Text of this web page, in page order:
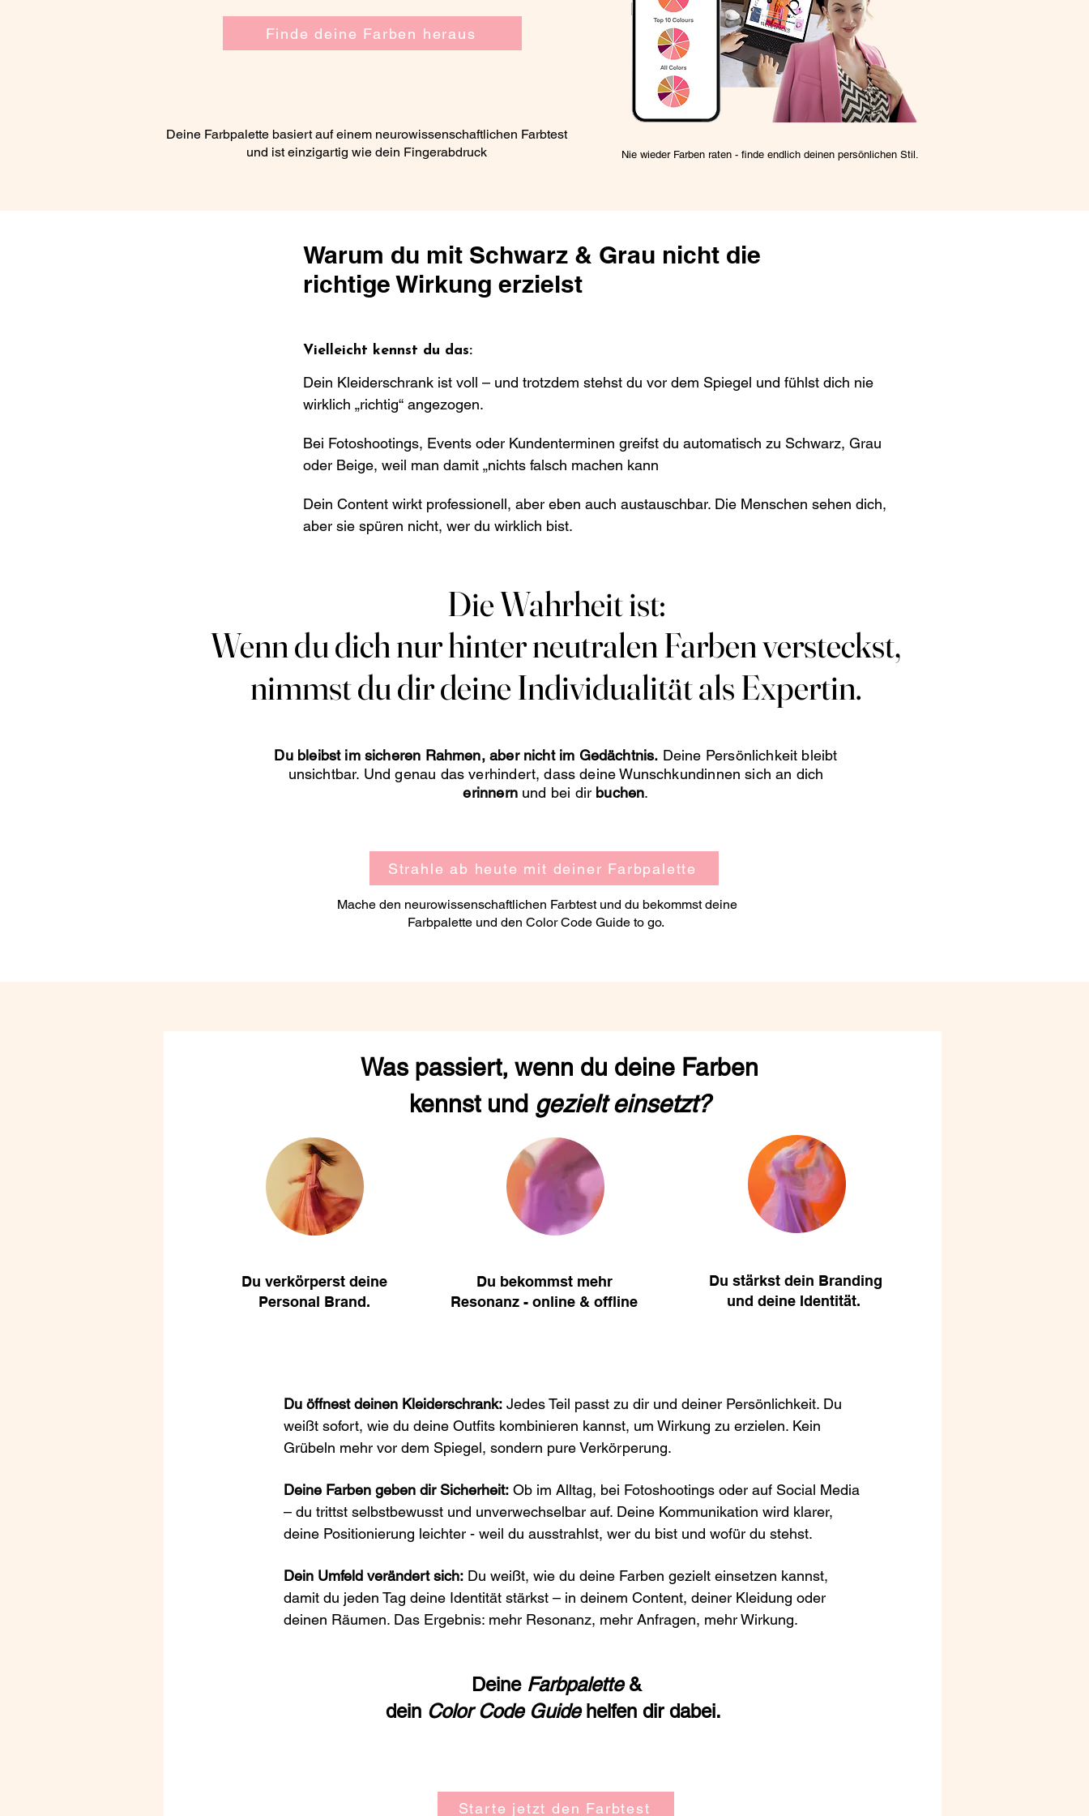
Nie wieder Farben raten - finde endlich deinen persönlichen Stil.
Finde deine Farben heraus
Deine Farbpalette basiert auf einem neurowissenschaftlichen Farbtest
und ist einzigartig wie dein Fingerabdruck
Warum du mit Schwarz & Grau nicht die
richtige Wirkung erzielst
Vielleicht kennst du das:
Dein Kleiderschrank ist voll – und trotzdem stehst du vor dem Spiegel und fühlst dich nie
wirklich „richtig“ angezogen.
Bei Fotoshootings, Events oder Kundenterminen greifst du automatisch zu Schwarz, Grau
oder Beige, weil man damit „nichts falsch machen kann
Dein Content wirkt professionell, aber eben auch austauschbar. Die Menschen sehen dich,
aber sie spüren nicht, wer du wirklich bist.
Die Wahrheit ist:
Wenn du dich nur hinter neutralen Farben versteckst,
nimmst du dir deine Individualität als Expertin.
Die Wahrheit ist:
Wenn du dich nur hinter neutralen Farben versteckst,
nimmst du dir deine Individualität als Expertin.
Du bleibst im sicheren Rahmen, aber nicht im Gedächtnis. Deine Persönlichkeit bleibt
unsichtbar. Und genau das verhindert, dass deine Wunschkundinnen sich an dich
erinnernund bei dir buchen.
Strahle ab heute mit deiner Farbpalette
Mache den neurowissenschaftlichen Farbtest und du bekommst deine
Farbpalette und den Color Code Guide to go.
Was passiert, wenn du deine Farben
kennst und gezielt einsetzt?
Du verkörperst deine
Personal Brand.
Du bekommst mehr
Resonanz - online & offline
Du stärkst dein Branding
und deine Identität.
Du öffnest deinen Kleiderschrank: Jedes Teil passt zu dir und deiner Persönlichkeit. Du
weißt sofort, wie du deine Outfits kombinieren kannst, um Wirkung zu erzielen. Kein
Grübeln mehr vor dem Spiegel, sondern pure Verkörperung.
Deine Farben geben dir Sicherheit: Ob im Alltag, bei Fotoshootings oder auf Social Media
– du trittst selbstbewusst und unverwechselbar auf. Deine Kommunikation wird klarer,
deine Positionierung leichter - weil du ausstrahlst, wer du bist und wofür du stehst.
Dein Umfeld verändert sich: Du weißt, wie du deine Farben gezielt einsetzen kannst,
damit du jeden Tag deine Identität stärkst – in deinem Content, deiner Kleidung oder
deinen Räumen. Das Ergebnis: mehr Resonanz, mehr Anfragen, mehr Wirkung.
Deine Farbpalette&
dein Color Code Guide helfen dir dabei.
Starte jetzt den Farbtest